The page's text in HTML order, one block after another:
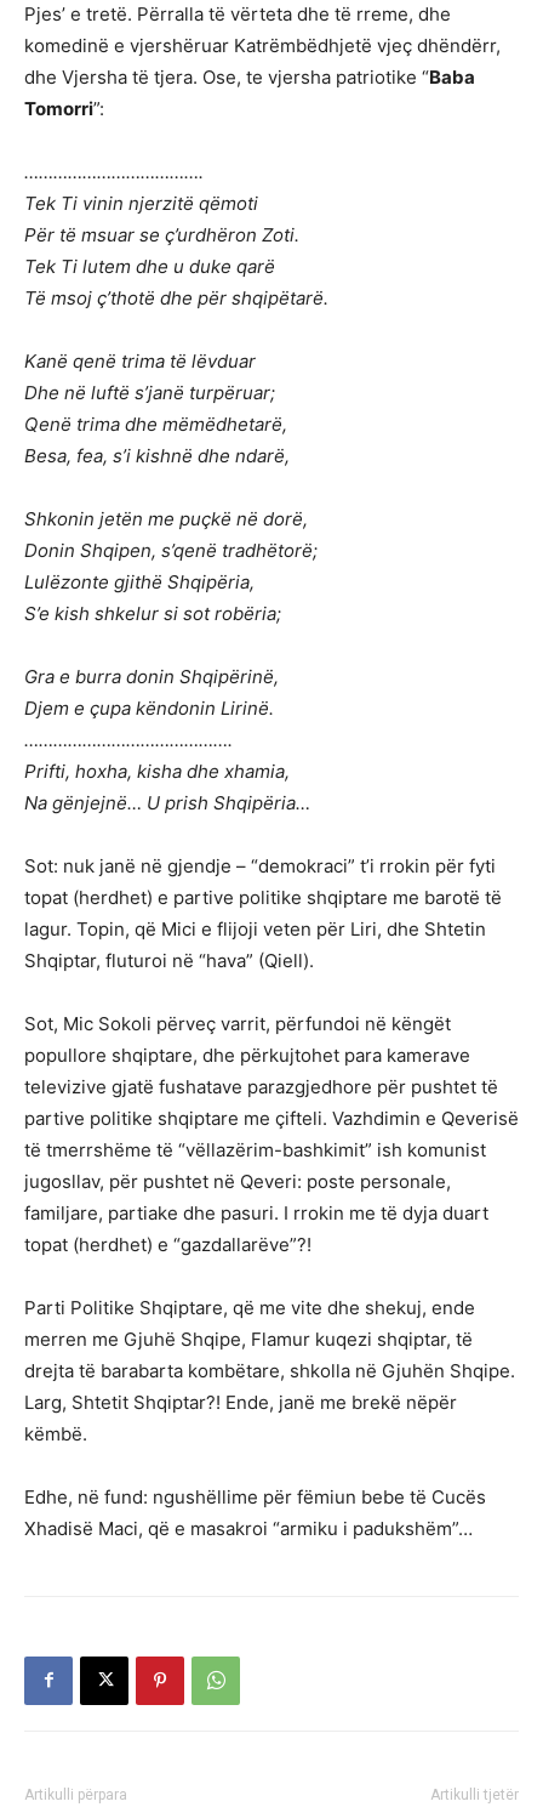
Pjes’ e tretë. Përralla të vërteta dhe të rreme, dhe
komedinë e vjershëruar Katrëmbëdhjetë vjeç dhëndërr,
dhe Vjersha të tjera. Ose, te vjersha patriotike “Baba
Tomorri”:
……………………………….
Tek Ti vinin njerzitë qëmoti
Për të msuar se ç’urdhëron Zoti.
Tek Ti lutem dhe u duke qarë
Të msoj ç’thotë dhe për shqipëtarë.
Kanë qenë trima të lëvduar
Dhe në luftë s’janë turpëruar;
Qenë trima dhe mëmëdhetarë,
Besa, fea, s’i kishnë dhe ndarë,
Shkonin jetën me puçkë në dorë,
Donin Shqipen, s’qenë tradhëtorë;
Lulëzonte gjithë Shqipëria,
S’e kish shkelur si sot robëria;
Gra e burra donin Shqipërinë,
Djem e çupa këndonin Lirinë.
…………………………………….
Prifti, hoxha, kisha dhe xhamia,
Na gënjejnë… U prish Shqipëria…
Sot: nuk janë në gjendje – “demokraci” t’i rrokin për fyti
topat (herdhet) e partive politike shqiptare me barotë të
lagur. Topin, që Mici e flijoji veten për Liri, dhe Shtetin
Shqiptar, fluturoi në “hava” (Qiell).
Sot, Mic Sokoli përveç varrit, përfundoi në këngët
popullore shqiptare, dhe përkujtohet para kamerave
televizive gjatë fushatave parazgjedhore për pushtet të
partive politike shqiptare me çifteli. Vazhdimin e Qeverisë
të tmerrshëme të “vëllazërim-bashkimit” ish komunist
jugosllav, për pushtet në Qeveri: poste personale,
familjare, partiake dhe pasuri. I rrokin me të dyja duart
topat (herdhet) e “gazdallarëve”?!
Parti Politike Shqiptare, që me vite dhe shekuj, ende
merren me Gjuhë Shqipe, Flamur kuqezi shqiptar, të
drejta të barabarta kombëtare, shkolla në Gjuhën Shqipe.
Larg, Shtetit Shqiptar?! Ende, janë me brekë nëpër
këmbë.
Edhe, në fund: ngushëllime për fëmiun bebe të Cucës
Xhadisë Maci, që e masakroi “armiku i padukshëm”…
Artikulli përpara Artikulli tjetër